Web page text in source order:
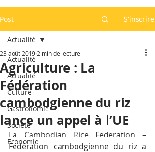
Post S'inscrire
Actualité
Actualité
Culture
Gastronomie
Société
Economie
Actualité
Agriculture : La
Fédération
cambodgienne du riz
lance un appel à l’UE
23 août 2019 2 min de lecture
La Cambodian Rice Federation –
Fédération cambodgienne du riz a